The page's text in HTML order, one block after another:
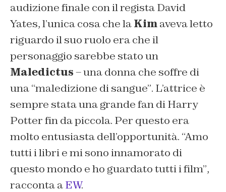
audizione finale con il regista David
Yates, l’unica cosa che laKimaveva letto
riguardo il suo ruolo era che il
personaggio sarebbe stato un
Maledictus–una donna che soffre di
una “maledizione di sangue”. L’attrice è
sempre stata una grande fan di Harry
Potter fin da piccola. Per questo era
molto entusiasta dell’opportunità. “Amo
tutti i libri e mi sono innamorato di
questo mondo e ho guardato tutti i film”,
racconta aEW.